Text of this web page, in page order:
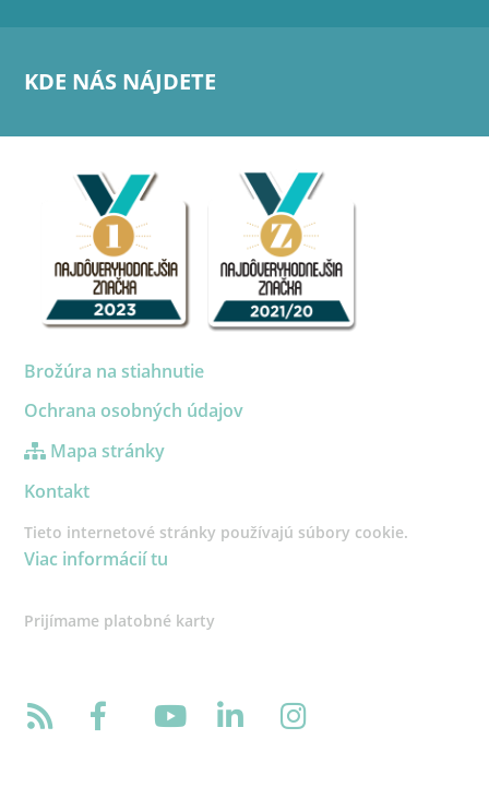
KDE NÁS NÁJDETE
Brožúra na stiahnutie
Ochrana osobných údajov
Mapa stránky
Kontakt
Tieto internetové stránky používajú súbory cookie.
Viac informácií tu
Prijímame platobné karty